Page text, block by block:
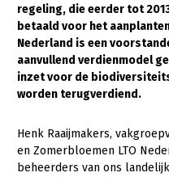
Thema’s
Gezonde planten
Gezonde dieren
Bodem en water
Platteland en omgeving
regeling, die eerder tot
betaald voor het
Nederland is een
aanvullend verdienmodel
inzet voor de
worden terugverdiend.
Henk Raaijmakers,
en Zomerbloemen LTO
beheerders van ons